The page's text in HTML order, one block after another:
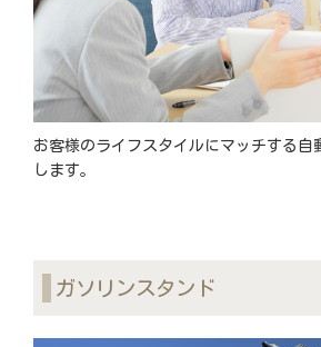
お客様のライフスタイルにマッチする自
します。
ガソリンスタンド